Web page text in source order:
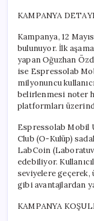
KAMPANYA
Kampanya, 12
bulunuyor. İlk
yapan Oğuzhan
ise Espressolab
milyonuncu
belirlenmesi noter
platformları
Espressolab Mobil
Club (O-Kulüp)
LabCoin
edebiliyor.
seviyelere
gibi avantajlardan
KAMPANYA